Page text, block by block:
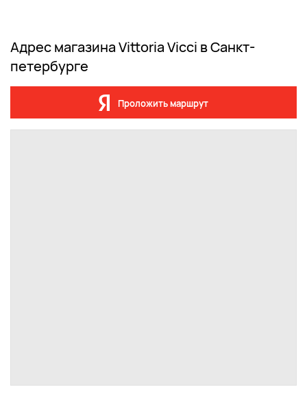
Адрес магазина Vittoria Vicci в Санкт-
петербурге
Проложить маршрут